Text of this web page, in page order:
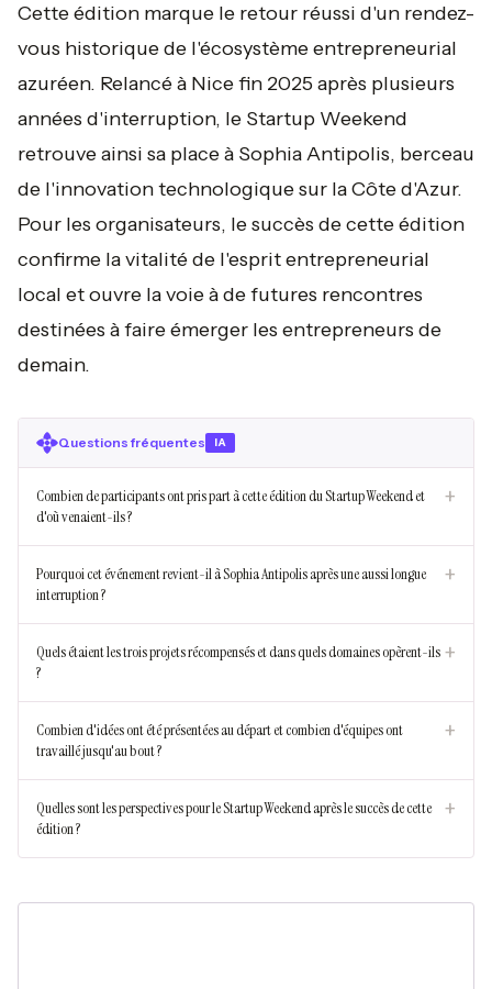
Cette édition marque le retour réussi d'un rendez-
vous historique de l'écosystème entrepreneurial
azuréen. Relancé à Nice fin 2025 après plusieurs
années d'interruption, le Startup Weekend
retrouve ainsi sa place à Sophia Antipolis, berceau
de l'innovation technologique sur la Côte d'Azur.
Pour les organisateurs, le succès de cette édition
confirme la vitalité de l'esprit entrepreneurial
local et ouvre la voie à de futures rencontres
destinées à faire émerger les entrepreneurs de
demain.
Questions fréquentes IA
Combien de participants ont pris part à cette édition du Startup Weekend et
d'où venaient-ils ?
+
Pourquoi cet événement revient-il à Sophia Antipolis après une aussi longue
interruption ?
+
Quels étaient les trois projets récompensés et dans quels domaines opèrent-ils
?
+
Combien d'idées ont été présentées au départ et combien d'équipes ont
travaillé jusqu'au bout ?
+
Quelles sont les perspectives pour le Startup Weekend après le succès de cette
édition ?
+